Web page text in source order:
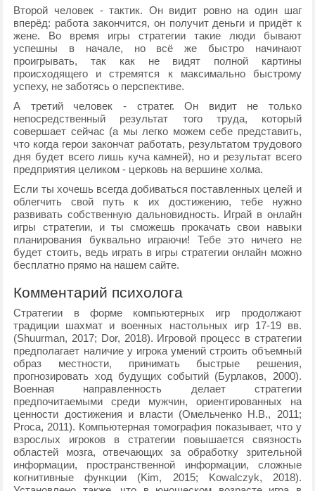
Второй человек - тактик. Он видит ровно на один шаг
вперёд: работа закончится, он получит деньги и придёт к
жене. Во время игры стратегии такие люди бывают
успешны в начале, но всё же быстро начинают
проигрывать, так как не видят полной картины
происходящего и стремятся к максимально быстрому
успеху, не заботясь о перспективе.
А третий человек - стратег. Он видит не только
непосредственный результат того труда, который
совершает сейчас (а мы легко можем себе представить,
что когда герои закончат работать, результатом трудового
дня будет всего лишь куча камней), но и результат всего
предприятия целиком - церковь на вершине холма.
Если ты хочешь всегда добиваться поставленных целей и
облегчить свой путь к их достижению, тебе нужно
развивать собственную дальновидность. Играй в онлайн
игры стратегии, и ты сможешь прокачать свои навыки
планирования буквально играючи! Тебе это ничего не
будет стоить, ведь играть в игры стратегии онлайн можно
бесплатно прямо на нашем сайте.
Комментарий психолога
Стратегии в форме компьютерных игр продолжают
традиции шахмат и военных настольных игр 17-19 вв.
(Shuurman, 2017; Dor, 2018). Игровой процесс в стратегии
предполагает наличие у игрока умений строить объемный
образ местности, принимать быстрые решения,
прогнозировать ход будущих событий (Бурлаков, 2000).
Военная направленность делает стратегии
предпочитаемыми среди мужчин, ориентированных на
ценности достижения и власти (Омельченко Н.В., 2011;
Ргоса, 2011). Компьютерная томография показывает, что у
взрослых игроков в стратегии повышается связность
областей мозга, отвечающих за обработку зрительной
информации, пространственной информации, сложные
когнитивные функции (Kim, 2015; Kowalczyk, 2018).